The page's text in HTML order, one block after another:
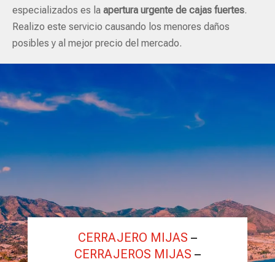
especializados es la apertura urgente de cajas fuertes.
Realizo este servicio causando los menores daños
posibles y al mejor precio del mercado.
CERRAJERO MIJAS –
CERRAJEROS MIJAS –